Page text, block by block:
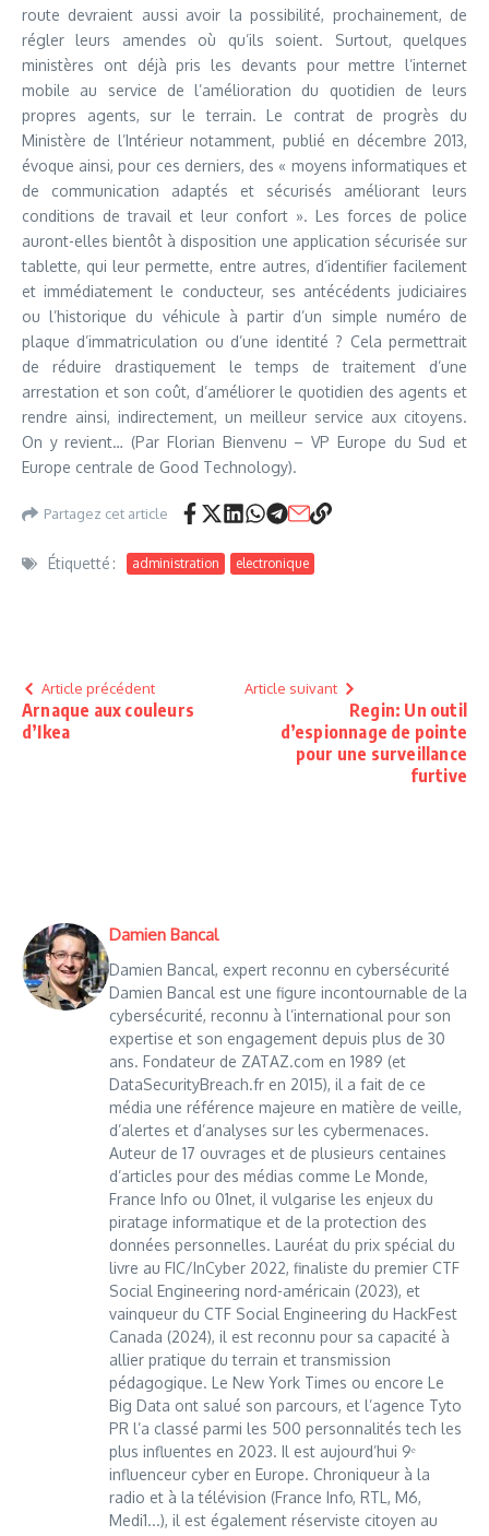
route devraient aussi avoir la possibilité, prochainement, de
régler leurs amendes où qu’ils soient. Surtout, quelques
ministères ont déjà pris les devants pour mettre l’internet
mobile au service de l’amélioration du quotidien de leurs
propres agents, sur le terrain. Le contrat de progrès du
Ministère de l’Intérieur notamment, publié en décembre 2013,
évoque ainsi, pour ces derniers, des « moyens informatiques et
de communication adaptés et sécurisés améliorant leurs
conditions de travail et leur confort ». Les forces de police
auront-elles bientôt à disposition une application sécurisée sur
tablette, qui leur permette, entre autres, d’identifier facilement
et immédiatement le conducteur, ses antécédents judiciaires
ou l’historique du véhicule à partir d’un simple numéro de
plaque d’immatriculation ou d’une identité ? Cela permettrait
de réduire drastiquement le temps de traitement d’une
arrestation et son coût, d’améliorer le quotidien des agents et
rendre ainsi, indirectement, un meilleur service aux citoyens.
On y revient… (Par Florian Bienvenu – VP Europe du Sud et
Europe centrale de Good Technology).
Partagez cet article
Étiquetté : administration electronique
Article précédent
Arnaque aux couleurs
d’Ikea
Article suivant
Regin: Un outil
d’espionnage de pointe
pour une surveillance
furtive
Damien Bancal
Damien Bancal, expert reconnu en cybersécurité
Damien Bancal est une figure incontournable de la
cybersécurité, reconnu à l’international pour son
expertise et son engagement depuis plus de 30
ans. Fondateur de ZATAZ.com en 1989 (et
DataSecurityBreach.fr en 2015), il a fait de ce
média une référence majeure en matière de veille,
d’alertes et d’analyses sur les cybermenaces.
Auteur de 17 ouvrages et de plusieurs centaines
d’articles pour des médias comme Le Monde,
France Info ou 01net, il vulgarise les enjeux du
piratage informatique et de la protection des
données personnelles. Lauréat du prix spécial du
livre au FIC/InCyber 2022, finaliste du premier CTF
Social Engineering nord-américain (2023), et
vainqueur du CTF Social Engineering du HackFest
Canada (2024), il est reconnu pour sa capacité à
allier pratique du terrain et transmission
pédagogique. Le New York Times ou encore Le
Big Data ont salué son parcours, et l’agence Tyto
PR l’a classé parmi les 500 personnalités tech les
plus influentes en 2023. Il est aujourd’hui 9ᵉ
influenceur cyber en Europe. Chroniqueur à la
radio et à la télévision (France Info, RTL, M6,
Medi1...), il est également réserviste citoyen au